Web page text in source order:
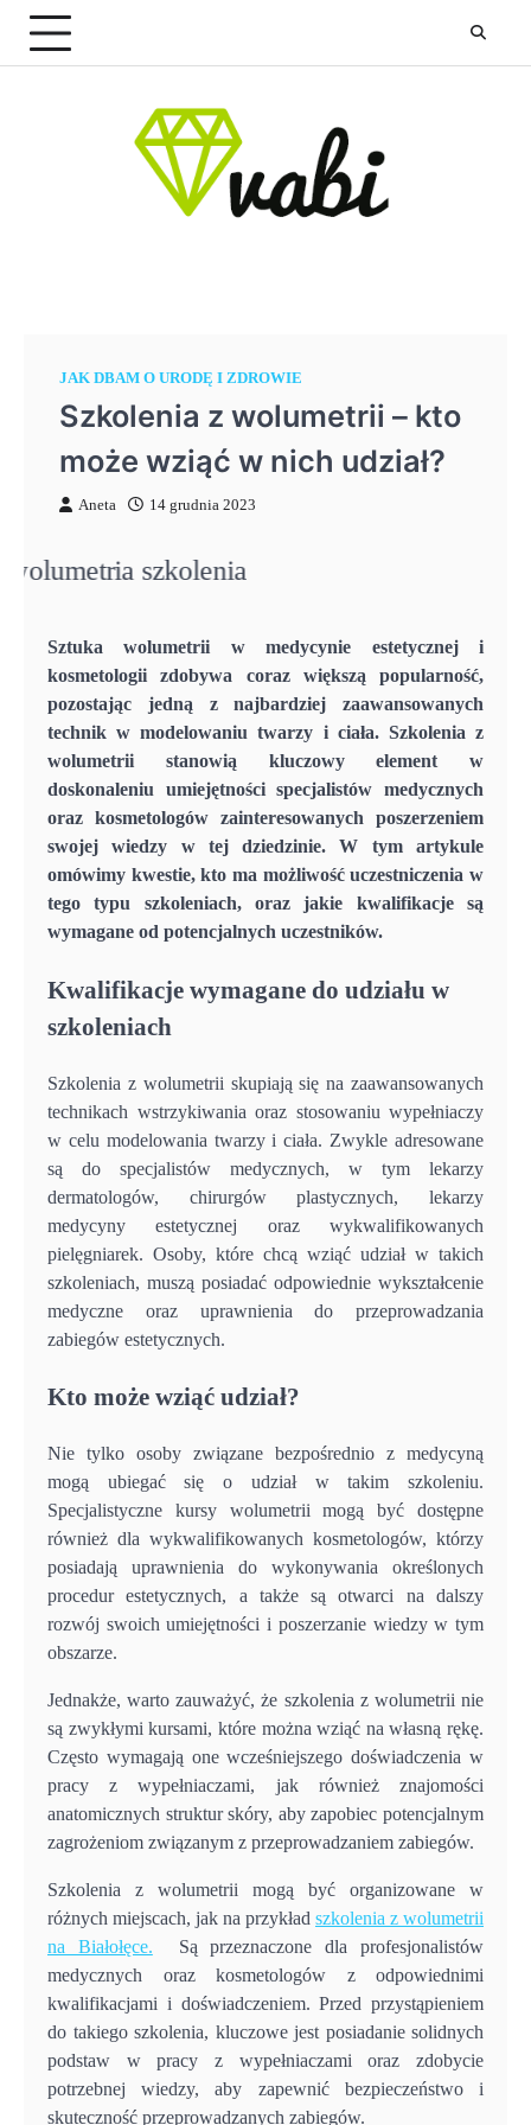
Skip
content
JAK DBAM O URODĘ I ZDROWIE
Szkolenia z wolumetrii – kto
może wziąć w nich udział?
Aneta 14 grudnia 2023
Sztuka wolumetrii w medycynie estetycznej i
kosmetologii zdobywa coraz większą popularność,
pozostając jedną z najbardziej zaawansowanych
technik w modelowaniu twarzy i ciała. Szkolenia z
wolumetrii stanowią kluczowy element w
doskonaleniu umiejętności specjalistów medycznych
oraz kosmetologów zainteresowanych poszerzeniem
swojej wiedzy w tej dziedzinie. W tym artykule
omówimy kwestie, kto ma możliwość uczestniczenia w
tego typu szkoleniach, oraz jakie kwalifikacje są
wymagane od potencjalnych uczestników.
Kwalifikacje wymagane do udziału w
szkoleniach
Szkolenia z wolumetrii skupiają się na zaawansowanych
technikach wstrzykiwania oraz stosowaniu wypełniaczy
w celu modelowania twarzy i ciała. Zwykle adresowane
są do specjalistów medycznych, w tym lekarzy
dermatologów, chirurgów plastycznych, lekarzy
medycyny estetycznej oraz wykwalifikowanych
pielęgniarek. Osoby, które chcą wziąć udział w takich
szkoleniach, muszą posiadać odpowiednie wykształcenie
medyczne oraz uprawnienia do przeprowadzania
zabiegów estetycznych.
Kto może wziąć udział?
Nie tylko osoby związane bezpośrednio z medycyną
mogą ubiegać się o udział w takim szkoleniu.
Specjalistyczne kursy wolumetrii mogą być dostępne
również dla wykwalifikowanych kosmetologów, którzy
posiadają uprawnienia do wykonywania określonych
procedur estetycznych, a także są otwarci na dalszy
rozwój swoich umiejętności i poszerzanie wiedzy w tym
obszarze.
Jednakże, warto zauważyć, że szkolenia z wolumetrii nie
są zwykłymi kursami, które można wziąć na własną rękę.
Często wymagają one wcześniejszego doświadczenia w
pracy z wypełniaczami, jak również znajomości
anatomicznych struktur skóry, aby zapobiec potencjalnym
zagrożeniom związanym z przeprowadzaniem zabiegów.
Szkolenia z wolumetrii mogą być organizowane w
różnych miejscach, jak na przykład szkolenia z wolumetrii
na Białołęce.
Są przeznaczone dla profesjonalistów
medycznych oraz kosmetologów z odpowiednimi
kwalifikacjami i doświadczeniem. Przed przystąpieniem
do takiego szkolenia, kluczowe jest posiadanie solidnych
podstaw w pracy z wypełniaczami oraz zdobycie
potrzebnej wiedzy, aby zapewnić bezpieczeństwo i
skuteczność przeprowadzanych zabiegów.